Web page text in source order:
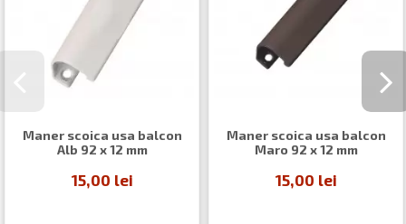
Maner scoica usa balcon
Alb 92 x 12 mm
15,00 lei
Maner scoica usa balcon
Maro 92 x 12 mm
15,00 lei